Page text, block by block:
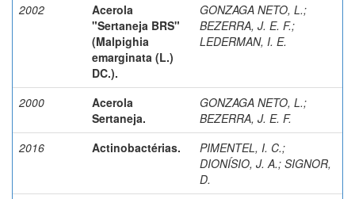
2002
Acerola
"Sertaneja BRS"
(Malpighia
emarginata (L.)
DC.).
GONZAGA NETO, L.;
BEZERRA, J. E. F.;
LEDERMAN, I. E.
2000
Acerola
Sertaneja.
GONZAGA NETO, L.;
BEZERRA, J. E. F.
2016
Actinobactérias. PIMENTEL, I. C.;
DIONÍSIO, J. A.; SIGNOR,
D.